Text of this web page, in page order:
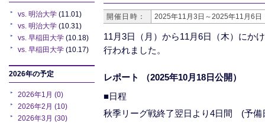
vs. 明治大学 (11.01)
vs. 明治大学 (10.31)
vs. 早稲田大学 (10.18)
vs. 早稲田大学 (10.17)
2026年の予定
2026年1月 (0)
2026年2月 (10)
2026年3月 (30)
開催日時： 2025年11月3日～2025年11月6日
11月3日（月）から11月6日（木）にか
行われました。
レポート
（2025年10月18日公開）
■日程
秋季リーグ戦終了翌日より4日間 (予備